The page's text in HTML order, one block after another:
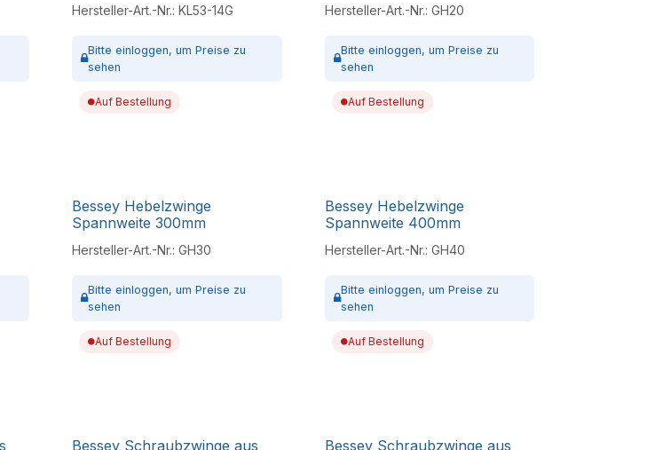
Hersteller-Art.-Nr.:KL53-14G
Bitteeinloggen, um Preise zu
sehen
Auf Bestellung
Hersteller-Art.-Nr.: GH20
Bitte einloggen, um Preise zu
sehen
Auf Bestellung
Bessey Hebelzwinge
Spannweite 300mm
Hersteller-Art.-Nr.:GH30
Bitteeinloggen, um Preise zu
sehen
Auf Bestellung
Bessey Hebelzwinge
Spannweite 400mm
Hersteller-Art.-Nr.: GH40
Bitte einloggen, um Preise zu
sehen
Auf Bestellung
Bessey Schraubzwinge aus Bessey Schraubzwinge aus